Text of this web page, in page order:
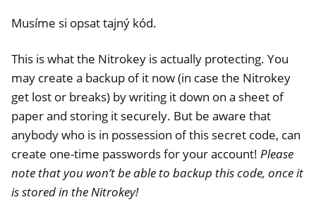
Musíme si opsat tajný kód.
This is what the Nitrokey is actually protecting. You
may create a backup of it now (in case the Nitrokey
get lost or breaks) by writing it down on a sheet of
paper and storing it securely. But be aware that
anybody who is in possession of this secret code, can
create one-time passwords for your account! Please
note that you won’t be able to backup this code, once it
is stored in the Nitrokey!